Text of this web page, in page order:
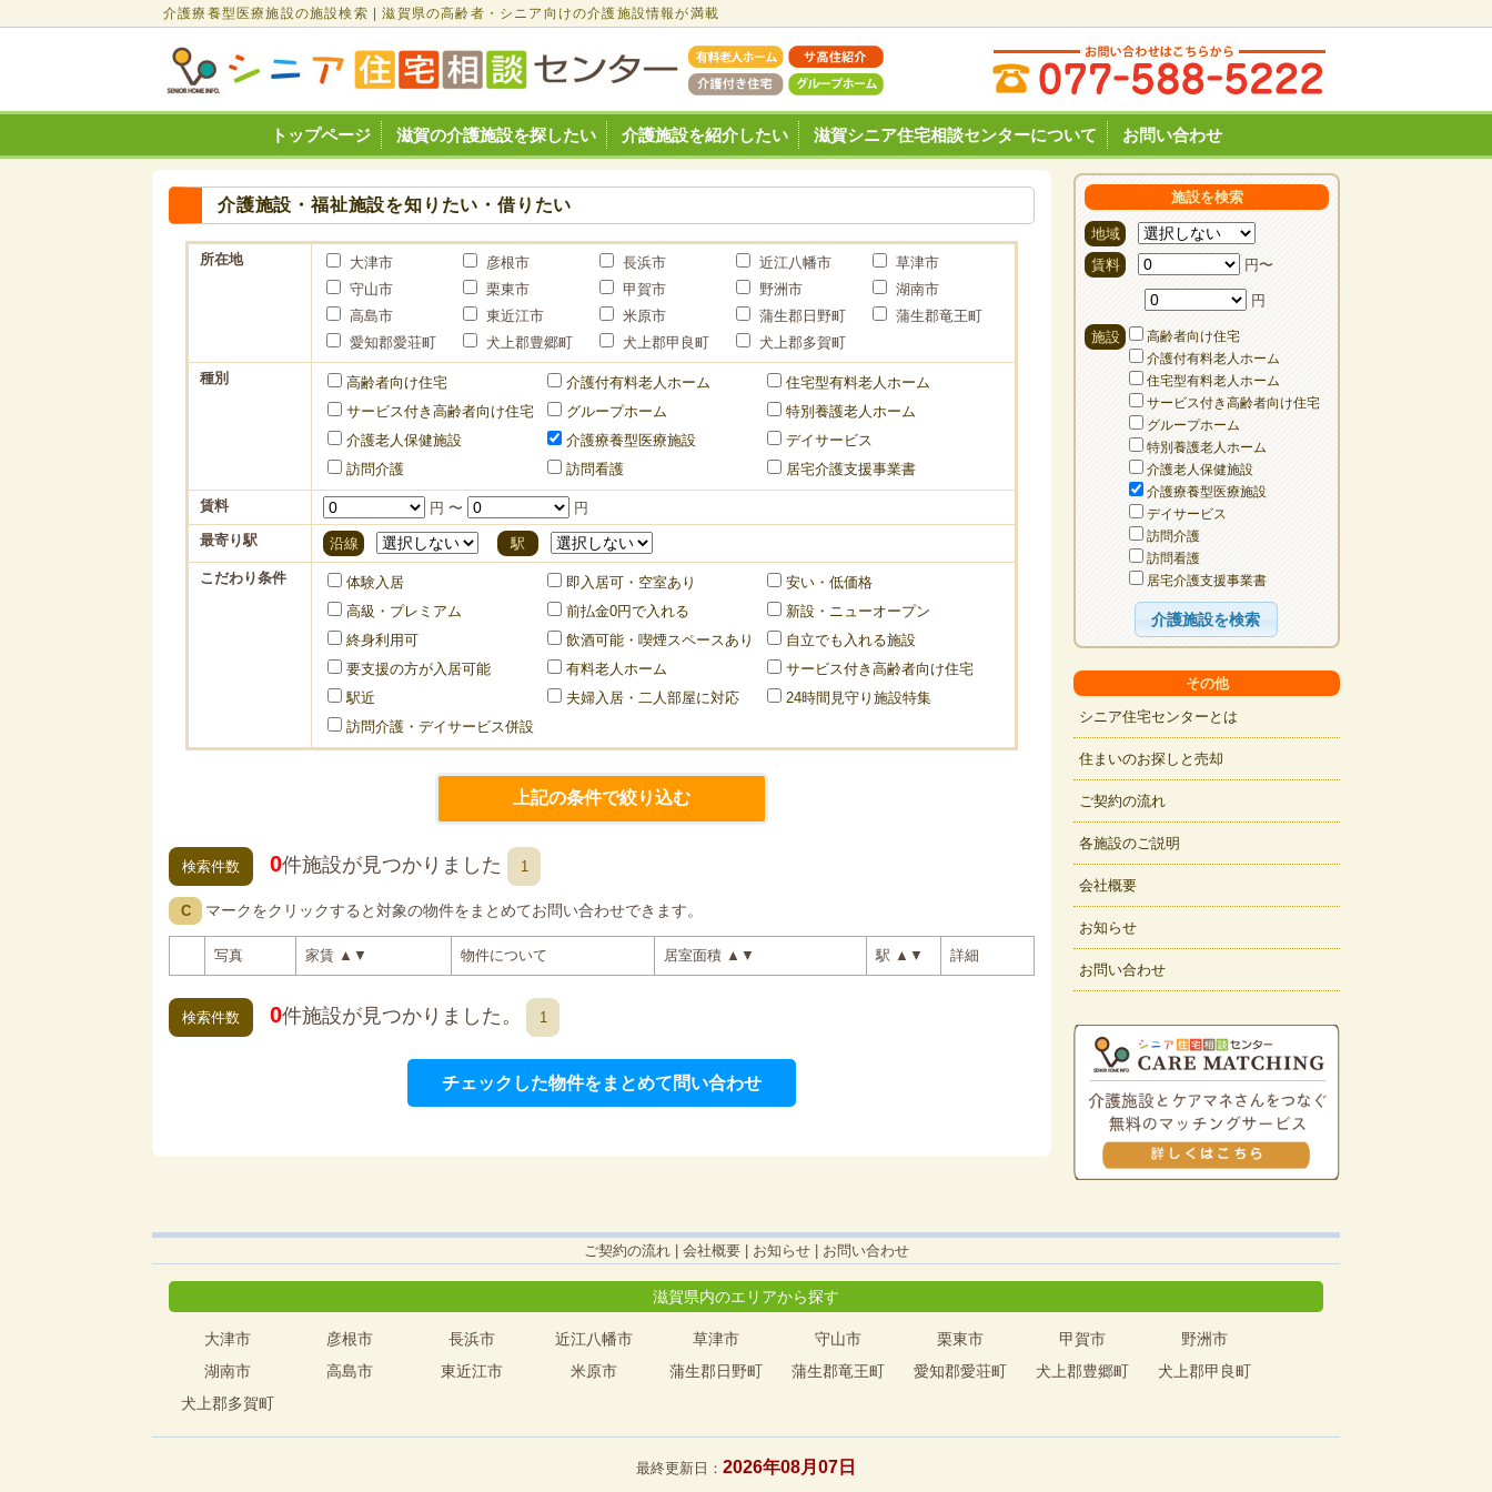
介護療養型医療施設の施設検索 | 滋賀県の高齢者・シニア向けの介護施設情報が満載
トップページ 滋賀の介護施設を探したい 介護施設を紹介したい 滋賀シニア住宅相談センターについて お問い合わせ
施設を検索
地域
賃料
円〜
円
施設
高齢者向け住宅
介護付有料老人ホーム
住宅型有料老人ホーム
サービス付き高齢者向け住宅
グループホーム
特別養護老人ホーム
介護老人保健施設
介護療養型医療施設
デイサービス
訪問介護
訪問看護
居宅介護支援事業書
その他
シニア住宅センターとは
住まいのお探しと売却
ご契約の流れ
各施設のご説明
会社概要
お知らせ
お問い合わせ
介護施設・福祉施設を知りたい・借りたい
所在地 大津市 彦根市 長浜市 近江八幡市
草津市
守山市
栗東市 甲賀市 野洲市
湖南市
高島市
東近江市 米原市 蒲生郡日野町
蒲生郡竜王町
愛知郡愛荘町
犬上郡豊郷町 犬上郡甲良町 犬上郡多賀町
種別 高齢者向け住宅 介護付有料老人ホーム
住宅型有料老人ホーム
サービス付き高齢者向け住宅
グループホーム
特別養護老人ホーム
介護老人保健施設
介護療養型医療施設
デイサービス
訪問介護
訪問看護 居宅介護支援事業書
賃料 円 〜
円
最寄り駅
沿線 駅
こだわり条件 体験入居 即入居可・空室あり
安い・低価格
高級・プレミアム
前払金0円で入れる
新設・ニューオープン
終身利用可
飲酒可能・喫煙スペースあり
自立でも入れる施設
要支援の方が入居可能
有料老人ホーム
サービス付き高齢者向け住宅
駅近
夫婦入居・二人部屋に対応
24時間見守り施設特集
訪問介護・デイサービス併設
検索件数 0件施設が見つかりました 1
C マークをクリックすると対象の物件をまとめてお問い合わせできます。
写真 家賃 ▲ ▼ 物件について 居室面積 ▲ ▼ 駅 ▲ ▼ 詳細
検索件数 0件施設が見つかりました。 1
チェックした物件をまとめて問い合わせ
ご契約の流れ| 会社概要| お知らせ| お問い合わせ
滋賀県内のエリアから探す
大津市 彦根市 長浜市 近江八幡市 草津市 守山市 栗東市 甲賀市
野洲市
湖南市
高島市 東近江市 米原市 蒲生郡日野町 蒲生郡竜王町 愛知郡愛荘町 犬上郡豊郷町
犬上郡甲良町
犬上郡多賀町
最終更新日： 2026年08月07日